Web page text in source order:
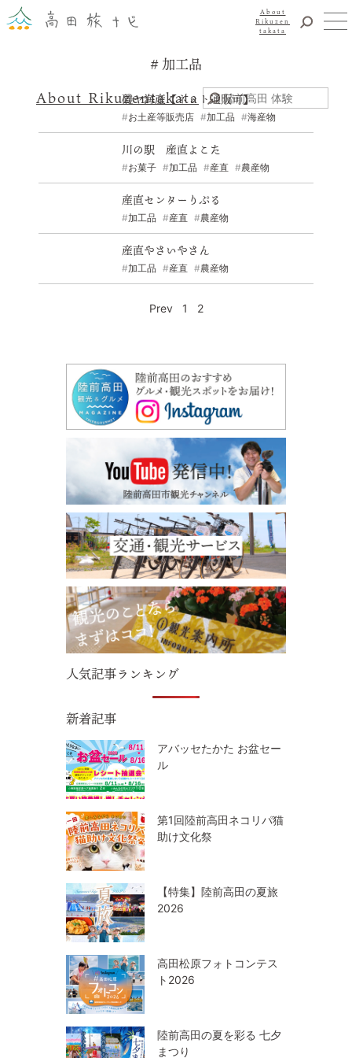
About Rikuzentakata
加工品
磯ヤ海産【ネット通販可】
お土産等販売店 加工品 海産物
川の駅 産直よこた
お菓子 加工品 産直 農産物
産直センターりぷる
加工品 産直 農産物
産直やさいやさん
加工品 産直 農産物
Prev 1 2
人気記事ランキング
新着記事
アバッセたかた お盆セー
ル
第1回陸前高田ネコリパ猫
助け文化祭
【特集】陸前高田の夏旅
2026
高田松原フォトコンテス
ト2026
陸前高田の夏を彩る 七夕
まつり
About
Rikuzen
takata
震災復興
食事・グルメ
イベント
アクセス
お知らせ
YouTubeチャンネル
交通・観光サービス
観光のことならまずはココ！
© 2022 一般社団法人 陸前高田市観光物産協会 All Rights Reserved.
Designed by KESENNUMA DESIGN